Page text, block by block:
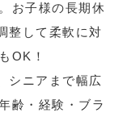
お子様の長期休
整して柔軟に対
OK！
シニアまで幅広
齢・経験・ブラ